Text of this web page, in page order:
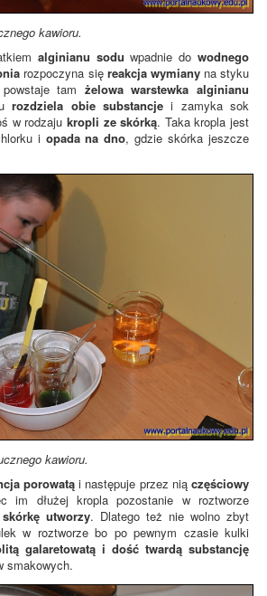
kawioru.
alginianu sodu wpadnie dowodnego
rozpoczyna się reakcja wymianyna styku
tam żelowa warstewka alginianu
rozdziela obie substancje i zamyka sok
w rodzaju kropli ze skórką. Taka kropla jest
i opada na dno, gdzie skórka jeszcze
kawioru.
porowatąi następuje przez niączęściowy
im dłużej kropla pozostanie w roztworze
utworzy. Dlatego też nie wolno zbyt
w roztworze bo po pewnym czasie kulki
galaretowatą i dość twardą substancję
smakowych.